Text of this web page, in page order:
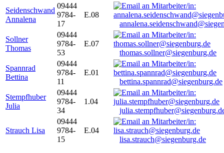
Seidenschwand
Annalena
09444
9784-
17
E.08
Sollner
Thomas
09444
9784-
53
E.07
thomas.sollner@siegenburg.de
Spannrad
Bettina
09444
9784-
11
E.01
bettina.spannrad@siegenburg.de
Stempfhuber
Julia
09444
9784-
34
1.04
Strauch Lisa
09444
9784-
15
E.04
lisa.strauch@siegenburg.de